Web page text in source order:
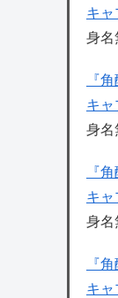
キャ
身名
『
キャ
身名
『
キャ
身名
『
キャ